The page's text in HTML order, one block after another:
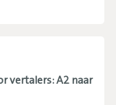
vertalers: A2 naar